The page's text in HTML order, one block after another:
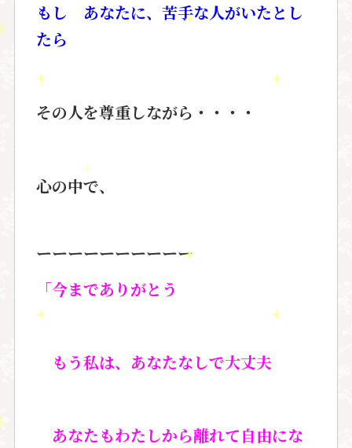
もし あなたに、苦手な人がいたとし
たら
その人を尊重しながら・・・・
心の中で、
ーーーーーーーーーー
「今までありがとう
もう私は、あなたなしで大丈夫
あなたもわたしから離れて自由にな